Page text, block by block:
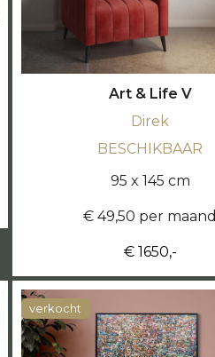
Art & Life V
Direk
BESCHIKBAAR
95 x 145 cm
€ 49,50 per maand
€ 1650,-
verkocht